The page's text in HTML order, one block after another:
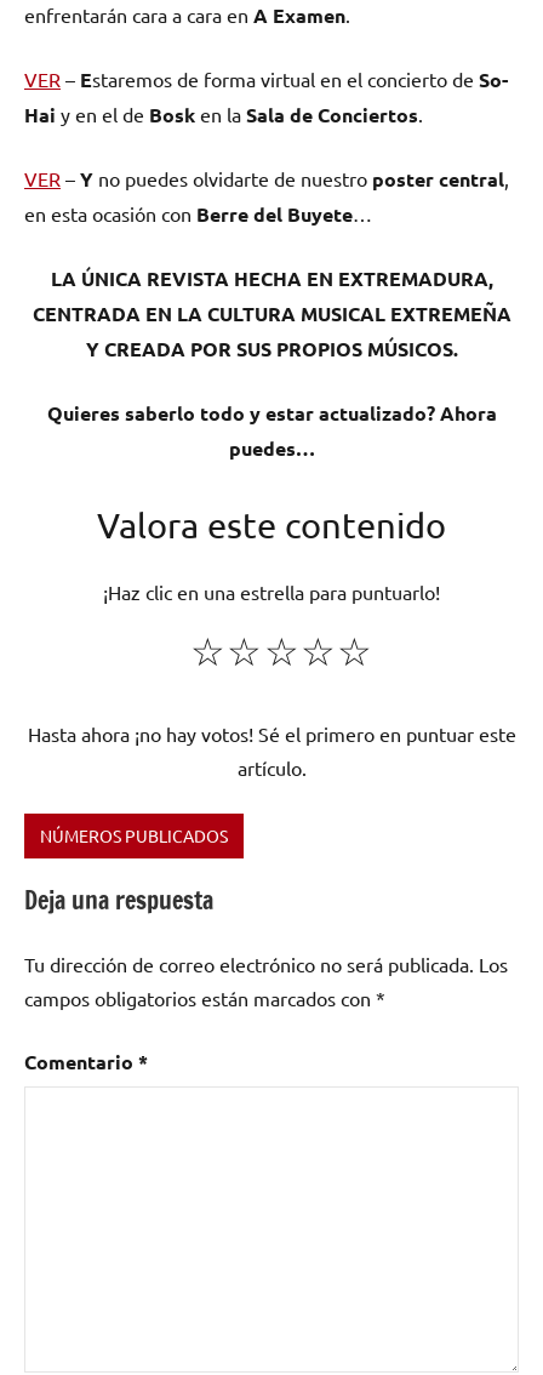
enfrentarán cara a cara en A Examen
VER – Estaremos de forma virtual en el concierto de So-
Hai y en el de Bosk en la Sala de Conciertos
VER – Y no puedes olvidarte de nuestro poster central
en esta ocasión con Berre del Buyete
LA ÚNICA REVISTA HECHA EN EXTREMADURA,
CENTRADA EN LA CULTURA MUSICAL EXTREMEÑA
Y CREADA POR SUS PROPIOS MÚSICOS.
Quieres saberlo todo y estar actualizado? Ahora
puedes…
Valora este contenido
¡Haz clic en una estrella para puntuarlo!
☆
☆
☆
☆
☆
Hasta ahora ¡no hay votos! Sé el primero en puntuar este
artículo.
Alonso
Berre
del
Bosk,
ByM
NÚMEROS PUBLICADOS
Deja una respuesta
Tu dirección de correo electrónico no será publicada. Los
campos obligatorios están marcados con *
Comentario *